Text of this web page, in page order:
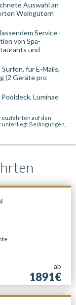
Auswahl an
Weingütern
Service–
von Spa-
und
für E-Mails,
(2 Geräte pro
Luminae
auf den
unterliegt Bedingungen,
ab
1891€